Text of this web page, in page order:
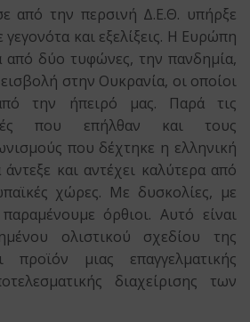
από την περσινή Δ.Ε.Θ. υπήρξε
γεγονότα και εξελίξεις. Η Ευρώπη
από δύο τυφώνες, την πανδημία,
στην Ουκρανία, οι οποίοι
την ήπειρό μας. Παρά τις
που επήλθαν και τους
που δέχτηκε η ελληνική
και αντέχει καλύτερα από
χώρες. Με δυσκολίες, με
όρθιοι. Αυτό είναι
ολιστικού σχεδίου της
προϊόν μιας επαγγελματικής
διαχείρισης των